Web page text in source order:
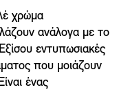
χρώμα
ανάλογα με το
εντυπωσιακές
που μοιάζουν
ένας